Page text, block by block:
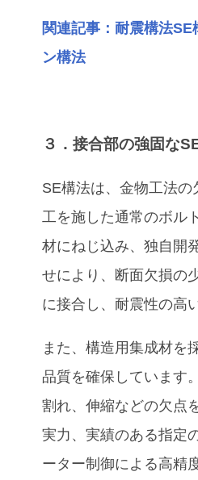
関連記事：耐震構法
ン構法
３．接合部の強固な
SE構法は、金物工法
工を施した通常のボル
材にねじ込み、独自開
せにより、断面欠損の
に接合し、耐震性の高
また、構造用集成材を
品質を確保しています
割れ、伸縮などの欠点
実力、実績のある指定
ーター制御による高精